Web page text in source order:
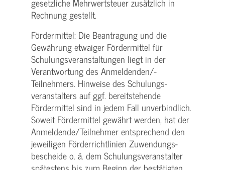
Rechnung gestellt.
Fördermittel: Die Beantragung und die
Gewährung etwaiger Fördermittel für
Schulungs­veranstaltungen liegt in der
Verantwortung des Anmeldenden/­
Teilnehmers. Hinweise des Schulungs­
veranstalters auf ggf. bereitstehende
Fördermittel sind in jedem Fall unverbindlich.
Soweit Fördermittel gewährt werden, hat der
Anmeldende/­Teilnehmer entsprechend den
jeweiligen Förderrichtlinien Zuwendungs­
bescheide o. ä. dem Schulungs­veranstalter